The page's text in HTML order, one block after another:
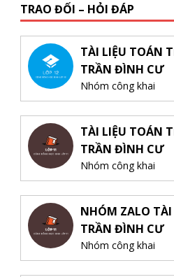
TRAO ĐỔI – HỎI ĐÁP
TÀI LIỆU TOÁN
TRẦN ĐÌNH CƯ
Nhóm công khai
TÀI LIỆU TOÁN
TRẦN ĐÌNH CƯ
Nhóm công khai
NHÓM ZALO
TRẦN ĐÌNH CƯ
Nhóm công khai